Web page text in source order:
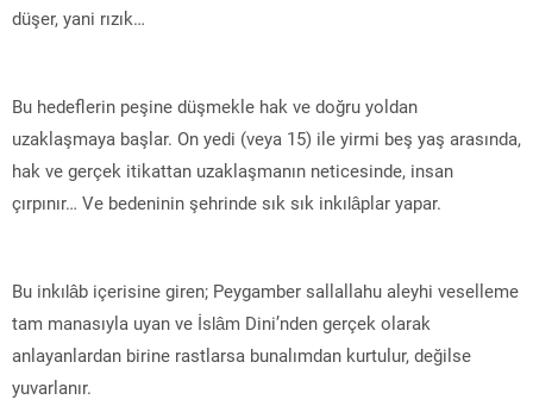
düşer, yani rızık…
Bu hedeflerin peşine düşmekle hak ve doğru yoldan
uzaklaşmaya başlar. On yedi (veya 15) ile yirmi beş yaş arasında,
hak ve gerçek itikattan uzaklaşmanın neticesinde, insan
çırpınır… Ve bedeninin şehrinde sık sık inkılâplar yapar.
Bu inkılâb içerisine giren; Peygamber sallallahu aleyhi veselleme
tam manasıyla uyan ve İslâm Dini’nden gerçek olarak
anlayanlardan birine rastlarsa bunalımdan kurtulur, değilse
yuvarlanır.